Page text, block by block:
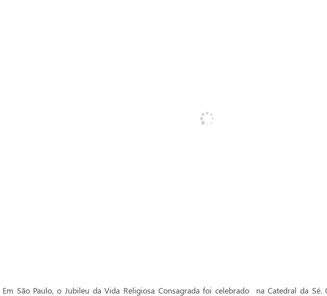
Em São Paulo, o Jubileu da Vida Religiosa Consagrada foi celebrado na Catedral da